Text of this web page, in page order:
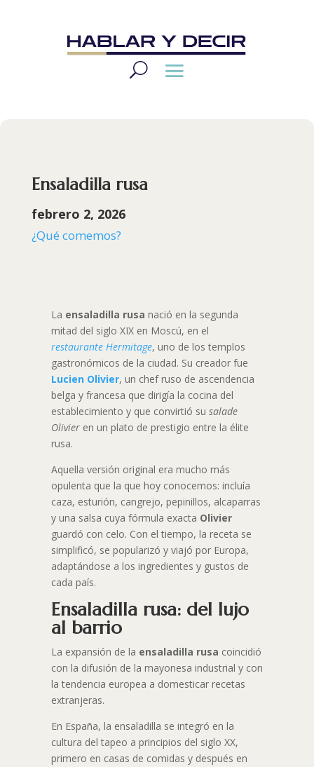
Ensaladilla rusa
febrero 2, 2026
¿Qué comemos?
La ensaladilla rusa nació en la segunda
mitad del siglo XIX en Moscú, en el
restaurante Hermitage, uno de los templos
gastronómicos de la ciudad. Su creador fue
Lucien Olivier, un chef ruso de ascendencia
belga y francesa que dirigía la cocina del
establecimiento y que convirtió su salade
Olivieren un plato de prestigio entre la élite
rusa.
Aquella versión original era mucho más
opulenta que la que hoy conocemos: incluía
caza, esturión, cangrejo, pepinillos, alcaparras
y una salsa cuya fórmula exacta Olivier
guardó con celo. Con el tiempo, la receta se
simplificó, se popularizó y viajó por Europa,
adaptándose a los ingredientes y gustos de
cada país.
Ensaladilla rusa: del lujo
al barrio
La expansión de la ensaladilla rusa coincidió
con la difusión de la mayonesa industrial y con
la tendencia europea a domesticar recetas
extranjeras.
En España, la ensaladilla se integró en la
cultura del tapeo a principios del siglo XX,
primero en casas de comidas y después en